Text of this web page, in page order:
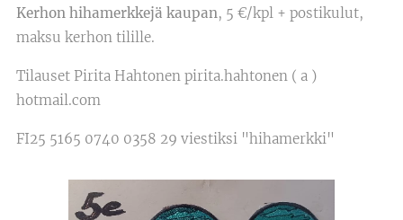
Kerhon hihamerkkejä kaupan, 5 €/kpl + postikulut,
maksu kerhon tilille.
Tilauset Pirita Hahtonen pirita.hahtonen ( a )
hotmail.com
FI25 5165 0740 0358 29 viestiksi "hihamerkki"